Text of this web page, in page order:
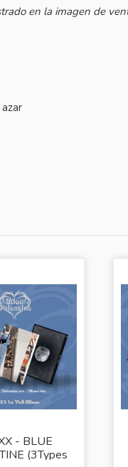
en la imagen de
- BLUE
(3Types